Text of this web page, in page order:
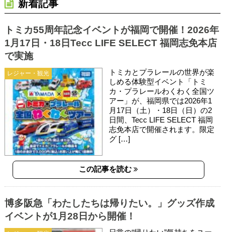
新着記事
レジャー・観光
トミカ55周年記念イベントが福岡で開催！2026年
1月17日・18日Tecc LIFE SELECT 福岡志免本店
で実施
トミカとプラレールの世界が楽
しめる体験型イベント「トミ
カ・プラレールわくわく全国ツ
アー」が、福岡県では2026年1
月17日（土）・18日（日）の2
日間、Tecc LIFE SELECT 福岡
志免本店で開催されます。限定
グ […]
この記事を読む
博多阪急「わたしたちは帰りたい。」グッズ作成
イベントが1月28日から開催！